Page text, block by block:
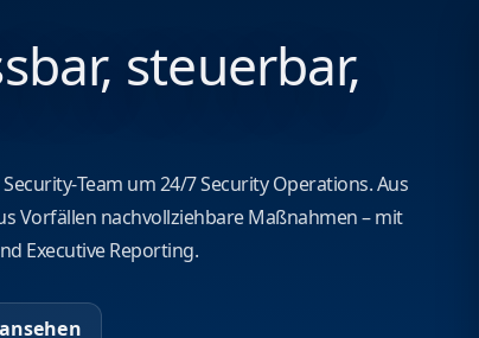
steuerbar,
um 24/7 Security Operations. Aus
Vorfällen nachvollziehbare Maßnahmen – mit
Executive Reporting.